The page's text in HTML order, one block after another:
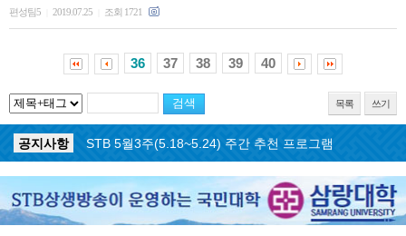
편성팀5 2019.07.25 조회 1721
36 37 38 39 40
목록 쓰기
공지사항
공지사항
STB 4월마지막주(4.27~5.3) 주간 추천 프로그램
공지사항
STB 4월2주(4.6~4.12) 주간 추천 프로그램
공지사항
STB 4월1주(3.30~4.5) 주간 추천 프로그램
공지사항
STB 3월4주(3.23~3.29) 주간 추천 프로그램